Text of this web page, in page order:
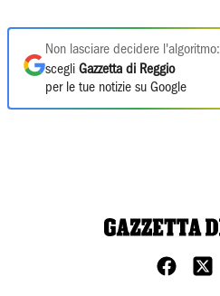
Non lasciare decidere l'algoritmo:
scegli Gazzetta di Reggio
per le tue notizie su Google